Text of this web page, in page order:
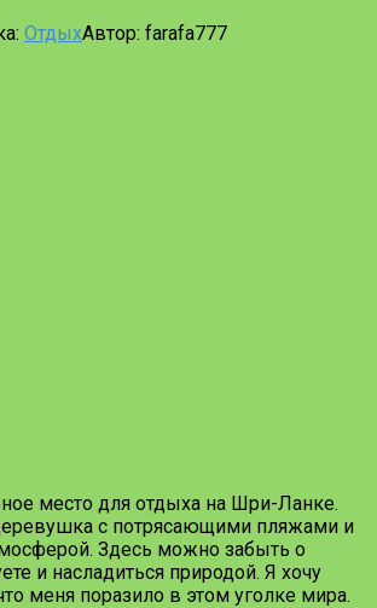
ОтдыхАвтор: farafa777
место для отдыха на Шри-Ланке.
с потрясающими пляжами и
Здесь можно забыть о
и насладиться природой. Я хочу
меня поразило в этом уголке мира.